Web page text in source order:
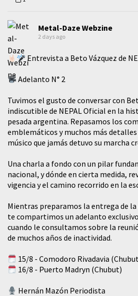
Metal-Daze Webzine
2 days ago
Entrevista a Beto Vázquez de
Adelanto N° 2
Tuvimos el gusto de conversar con
indiscutible de NEPAL Oficial en la
pesada argentina. Repasamos los
emblemáticos y muchos más
músico que jamás detuvo su marcha
​Una charla a fondo con un pilar
nacional, y dónde en cierta medida,
vigencia y el camino recorrido en la
Mientras preparamos la entrega de
te compartimos un adelanto
cuando le consultamos sobre la
de muchos años de inactividad.
15/8 - Comodoro Rivadavia
16/8 - Puerto Madryn (Chubut)
Hernán Mazón Periodista